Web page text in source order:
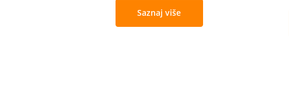
Saznaj više